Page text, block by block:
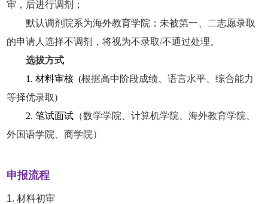
审，后进行调剂；
默认调剂院系为海外教育学院；未被第一、二志愿录取
的申请人选择不调剂，将视为不录取/不通过处理。
选拔方式
1. 材料审核 (根据高中阶段成绩、语言水平、综合能力
等择优录取)
2. 笔试面试 （数学学院、计算机学院、海外教育学院、
外国语学院、商学院）
申报流程
1. 材料初审